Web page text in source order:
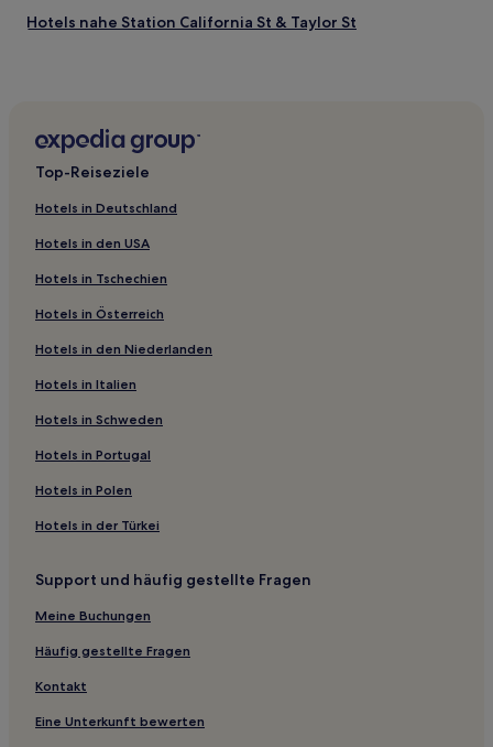
Hotels nahe Station California St & Taylor St
Hotels nahe Station Market St & Battery St
Pacific Heights: Hotels
San Francisco Hotels
Hotels nahe San Francisco Railway Museum
Hotels nahe Wells Fargo History Museum
Outer Mission: Hotels
Hotels nahe Ghirardelli Chocolate Experience
Hotels nahe Station San Francisco
Hotels nahe Museum of Craft and Folk Art
Hotels nahe Station Powell St & Post St
Hotels nahe Oracle Park
Hotels nahe Palace Hotel
Hotels nahe Ark Row
Hotels nahe Station Market St & 8th St
Sunnyside: Hotels
Parkside: Hotels
Hotels nahe Station Powell St & Clay St
Top-Reiseziele
Hotels in Deutschland
Hotels in den USA
Hotels in Tschechien
Hotels in Österreich
Hotels in den Niederlanden
Hotels in Italien
Hotels in Schweden
Hotels in Portugal
Hotels in Polen
Hotels in der Türkei
Support und häufig gestellte Fragen
Meine Buchungen
Häufig gestellte Fragen
Kontakt
Eine Unterkunft bewerten